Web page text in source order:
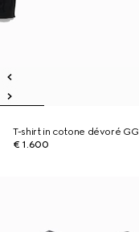
T-shirt in cotone dévoré GG
€ 1.600